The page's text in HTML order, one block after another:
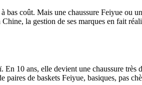
bas coût. Mais une chaussure Feiyue ou
la gestion de ses marques en fait
En 10 ans, elle devient une chaussure
de baskets Feiyue, basiques, pas